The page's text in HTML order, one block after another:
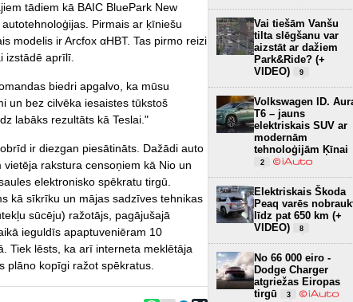
tādiem kā BAIC BluePark New
Pirmais ar ķīniešu
modelis ir Arcfox αHBT. Tas pirmo reizi
izstādē aprīlī.
biedri apgalvo, ka mūsu
un bez cilvēka iesaistes tūkstoš
labāks rezultāts kā Teslai."
ir diezgan piesātināts. Dažādi auto
rakstura censoņiem kā Nio un
elektronisko spēkratu tirgū.
kā sīkrīku un mājas sadzīves tehnikas
sūcēju) ražotājs, pagājušajā
ieguldīs apaptuveniēram 10
Tiek lēsts, ka arī interneta meklētāja
plāno kopīgi ražot spēkratus.
Vai tiešām Vanšu
tilta slēgšanu var
aizstāt ar dažiem
Park&Ride? (+
VIDEO)
9
Volkswagen ID.
T6 – jauns
elektriskais SUV ar
modernām
tehnoloģijām Ķīnai
2
Elektriskais Škoda
Peaq varēs
līdz pat 650 km (+
VIDEO)
8
No 66 000 eiro -
Dodge Charger
atgriežas Eiropas
tirgū
3